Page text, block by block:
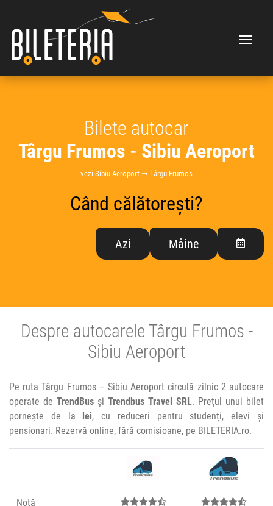
Bilete autocar
Târgu Frumos - Sibiu Aeroport
vezi Sibiu Aeroport ➞ Târgu Frumos
Când călătorești?
Azi Mâine
Despre autocarele Târgu Frumos -
Sibiu Aeroport
Pe ruta Târgu Frumos – Sibiu Aeroport circulă zilnic 2 autocare
operate de TrendBus și Trendbus Travel SRL. Prețul unui bilet
pornește de la
lei, cu reduceri pentru studenți, elevi și
pensionari. Rezervă online, fără comisioane, pe BILETERIA.ro.
Notă